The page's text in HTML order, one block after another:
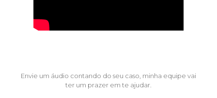
Envie um áudio contando do seu caso, minha equipe vai
ter um prazer em te ajudar.